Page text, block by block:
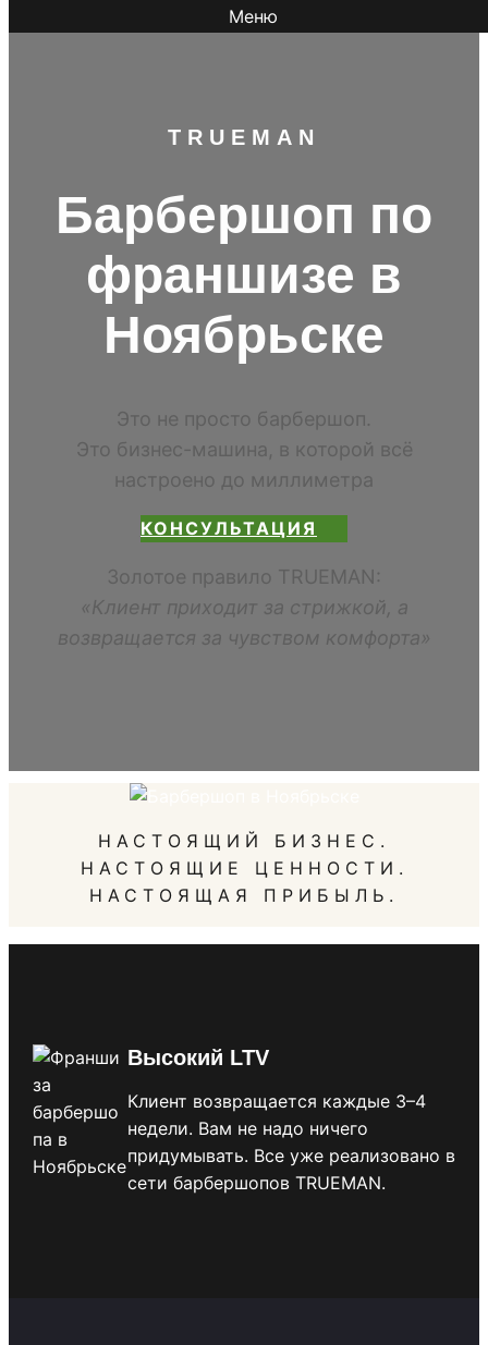
Меню
TR UEMAN
Барбершоп по
франшизе в
Ноябрьске
Это не просто барбершоп.
Это бизнес-машина, в которой всё
настроено до миллиметра
КОНСУЛЬТАЦИЯ
Золотое правило TRUEMAN:
«Клиент приходит за стрижкой, а
возвращается за чувством комфорта»
НАСТОЯЩИЙ БИЗНЕС.
НАСТОЯЩИЕ ЦЕННОСТИ.
НАСТОЯЩАЯ ПРИБЫЛЬ.
Высокий LTV
Клиент возвращается каждые 3–4
недели. Вам не надо ничего
придумывать. Все уже реализовано в
сети барбершопов TRUEMAN.